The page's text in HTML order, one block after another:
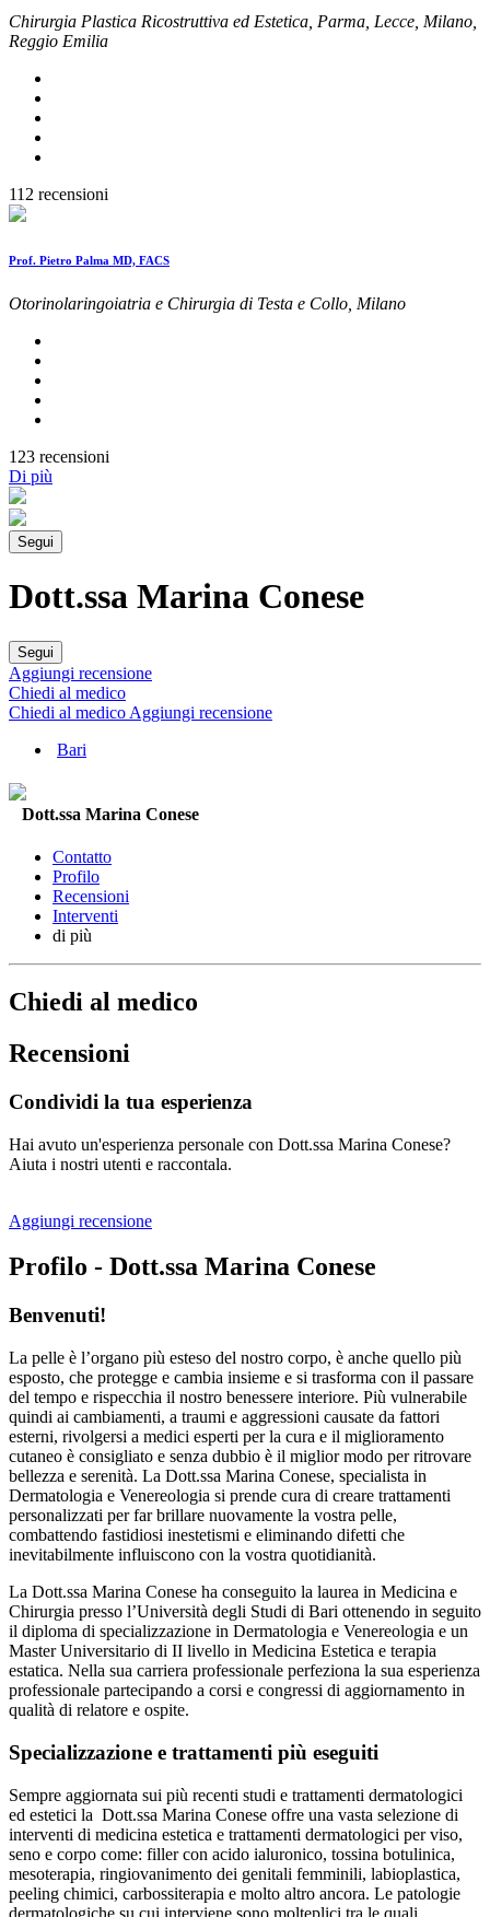
Chirurgia Plastica Ricostruttiva ed Estetica, Parma, Lecce, Milano,
Reggio Emilia
112 recensioni
Prof. Pietro Palma MD, FACS
Otorinolaringoiatria e Chirurgia di Testa e Collo, Milano
123 recensioni
Di più
Segui
Dott.ssa Marina Conese
Segui
Aggiungi recensione
Chiedi al medico
Chiedi al medico Aggiungi recensione
Bari
Dott.ssa Marina Conese
Contatto
Profilo
Recensioni
Interventi
di più
Chiedi al medico
Recensioni
Condividi la tua esperienza
Hai avuto un'esperienza personale con Dott.ssa Marina Conese?
Aiuta i nostri utenti e raccontala.
Aggiungi recensione
Profilo - Dott.ssa Marina Conese
Benvenuti!
La pelle è l’organo più esteso del nostro corpo, è anche quello più
esposto, che protegge e cambia insieme e si trasforma con il passare
del tempo e rispecchia il nostro benessere interiore. Più vulnerabile
quindi ai cambiamenti, a traumi e aggressioni causate da fattori
esterni, rivolgersi a medici esperti per la cura e il miglioramento
cutaneo è consigliato e senza dubbio è il miglior modo per ritrovare
bellezza e serenità. La Dott.ssa Marina Conese, specialista in
Dermatologia e Venereologia si prende cura di creare trattamenti
personalizzati per far brillare nuovamente la vostra pelle,
combattendo fastidiosi inestetismi e eliminando difetti che
inevitabilmente influiscono con la vostra quotidianità.
La Dott.ssa Marina Conese ha conseguito la laurea in Medicina e
Chirurgia presso l’Università degli Studi di Bari ottenendo in seguito
il diploma di specializzazione in Dermatologia e Venereologia e un
Master Universitario di II livello in Medicina Estetica e terapia
estatica. Nella sua carriera professionale perfeziona la sua esperienza
professionale partecipando a corsi e congressi di aggiornamento in
qualità di relatore e ospite.
Specializzazione e trattamenti più eseguiti
Sempre aggiornata sui più recenti studi e trattamenti dermatologici
ed estetici la Dott.ssa Marina Conese offre una vasta selezione di
interventi di medicina estetica e trattamenti dermatologici per viso,
seno e corpo come: filler con acido ialuronico, tossina botulinica,
mesoterapia, ringiovanimento dei genitali femminili, labioplastica,
peeling chimici, carbossiterapia e molto altro ancora. Le patologie
dermatologiche su cui interviene sono molteplici tra le quali